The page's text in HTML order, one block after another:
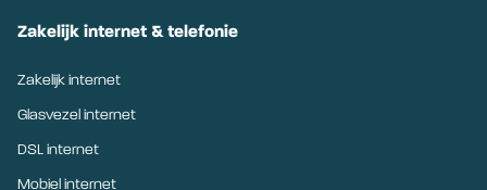
Zakelijk internet & telefonie
Zakelijk internet
Glasvezel internet
DSL internet
Mobiel internet